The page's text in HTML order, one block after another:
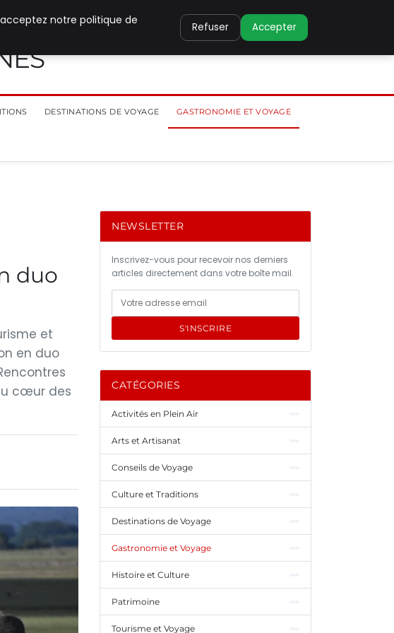
DESTINATIONS DE VOYAGE GASTRONOMIE ET VOYAGE
duo
et
en duo
cœur des
NEWSLETTER
Inscrivez-vous pour recevoir nos derniers
articles directement dans votre boîte mail.
S'INSCRIRE
CATÉGORIES
Activités en Plein Air
Arts et Artisanat
Conseils de Voyage
Culture et Traditions
Destinations de Voyage
Gastronomie et Voyage
Histoire et Culture
Patrimoine
Tourisme et Voyage
notre politique de
Refuser Accepter